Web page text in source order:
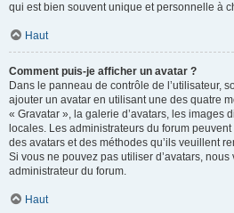
qui est bien souvent unique et personnelle à
Haut
Comment puis-je afficher un avatar ?
Dans le panneau de contrôle de l’utilisateur,
ajouter un avatar en utilisant une des quatre
« Gravatar », la galerie d’avatars, les images
locales. Les administrateurs du forum
des avatars et des méthodes qu’ils veuillent
Si vous ne pouvez pas utiliser d’avatars,
administrateur du forum.
Haut